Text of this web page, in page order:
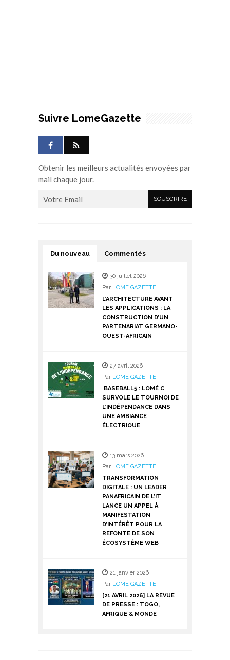
Suivre LomeGazette
Obtenir les meilleurs actualités envoyées par
mail chaque jour.
Du nouveau Commentés
30 juillet 2026 ,
Par LOME GAZETTE
L’ARCHITECTURE AVANT
LES APPLICATIONS : LA
CONSTRUCTION D’UN
PARTENARIAT GERMANO-
OUEST-AFRICAIN
27 avril 2026 ,
Par LOME GAZETTE
BASEBALL5 : LOMÉ C
SURVOLE LE TOURNOI DE
L’INDÉPENDANCE DANS
UNE AMBIANCE
ÉLECTRIQUE
13 mars 2026 ,
Par LOME GAZETTE
TRANSFORMATION
DIGITALE : UN LEADER
PANAFRICAIN DE L’IT
LANCE UN APPEL À
MANIFESTATION
D’INTÉRÊT POUR LA
REFONTE DE SON
ÉCOSYSTÈME WEB
21 janvier 2026 ,
Par LOME GAZETTE
[21 AVRIL 2026] LA REVUE
DE PRESSE : TOGO,
AFRIQUE & MONDE